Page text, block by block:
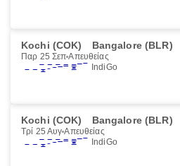
Kochi (COK) Bangalore (BLR)
Παρ 25 Σεπ Απευθείας
IndiGo
Kochi (COK) Bangalore (BLR)
Τρί 25 Αυγ Απευθείας
IndiGo